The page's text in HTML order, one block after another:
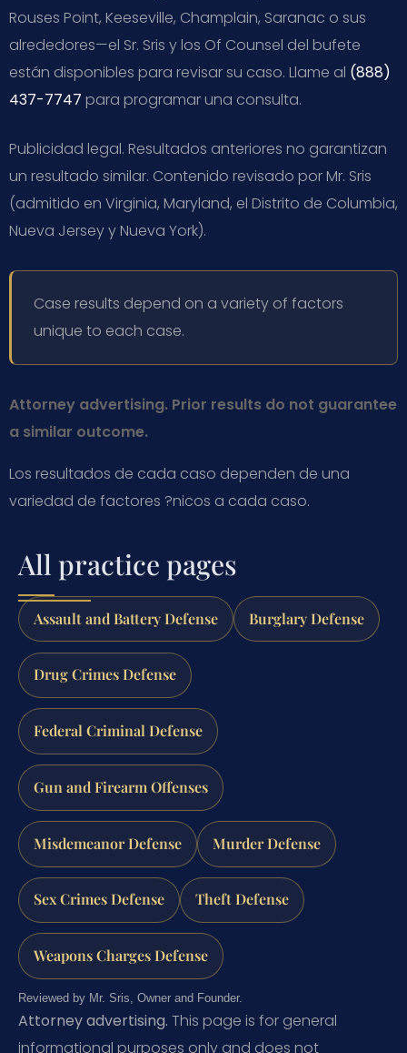
Rouses Point, Keeseville, Champlain, Saranac o sus
alrededores—el Sr. Sris y los Of Counsel del bufete
están disponibles para revisar su caso. Llame al (888)
437-7747 para programar una consulta.
Publicidad legal. Resultados anteriores no garantizan
un resultado similar. Contenido revisado por Mr. Sris
(admitido en Virginia, Maryland, el Distrito de Columbia,
Nueva Jersey y Nueva York).
Case results depend on a variety of factors
unique to each case.
Attorney advertising. Prior results do not guarantee
a similar outcome.
Los resultados de cada caso dependen de una
variedad de factores ?nicos a cada caso.
All practice pages
Assault and Battery Defense Burglary Defense
Drug Crimes Defense
Federal Criminal Defense
Gun and Firearm Offenses
Misdemeanor Defense Murder Defense
Sex Crimes Defense Theft Defense
Weapons Charges Defense
Reviewed by Mr. Sris, Owner and Founder.
Attorney advertising. This page is for general
informational purposes only and does not